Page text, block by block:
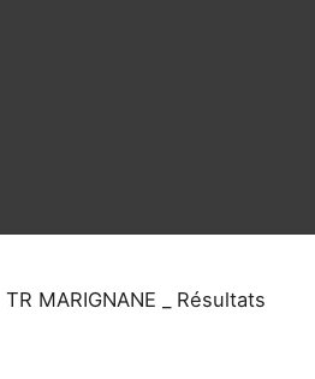
TR MARIGNANE _ Résultats